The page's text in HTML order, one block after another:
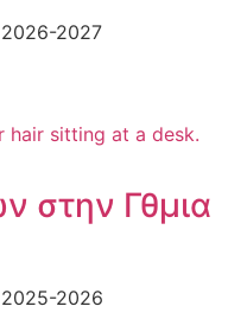
2026-2027
στην Γθμια
2025-2026